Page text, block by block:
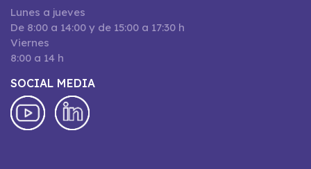
Lunes a jueves
De 8:00 a 14:00 y de 15:00 a 17:30 h
Viernes
8:00 a 14 h
SOCIAL MEDIA